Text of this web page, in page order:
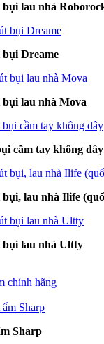
lau nhà
Dreame
lau nhà Mova
cầm tay không dây
lau nhà Ilife
bụi lau nhà Ultty
chính hãng
Sharp